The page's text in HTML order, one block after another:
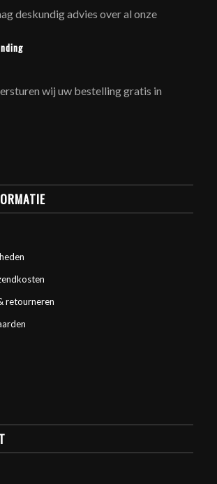
deskundig advies over al onze
wij uw bestelling gratis in
retourneren